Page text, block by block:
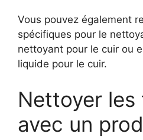
Vous pouvez également
spécifiques pour le
nettoyant pour le cuir ou
liquide pour le cuir.
Nettoyer les
avec un